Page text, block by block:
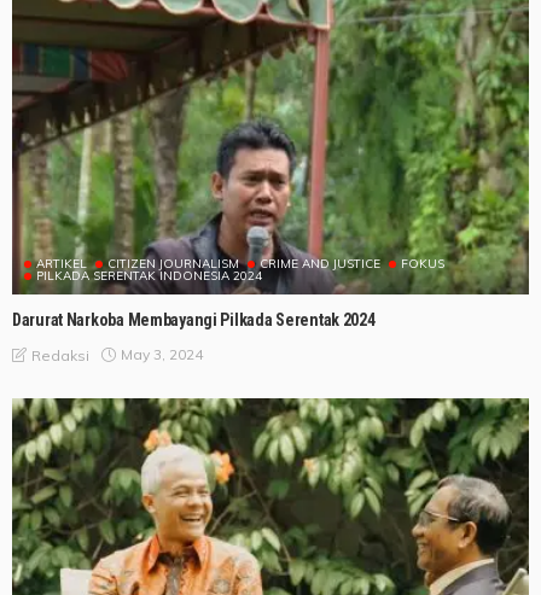
ARTIKEL CITIZEN JOURNALISM CRIME AND JUSTICE FOKUS
PILKADA SERENTAK INDONESIA 2024
Darurat Narkoba Membayangi Pilkada Serentak 2024
Redaksi May 3, 2024